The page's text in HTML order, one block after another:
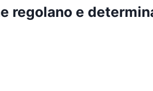
regolano e